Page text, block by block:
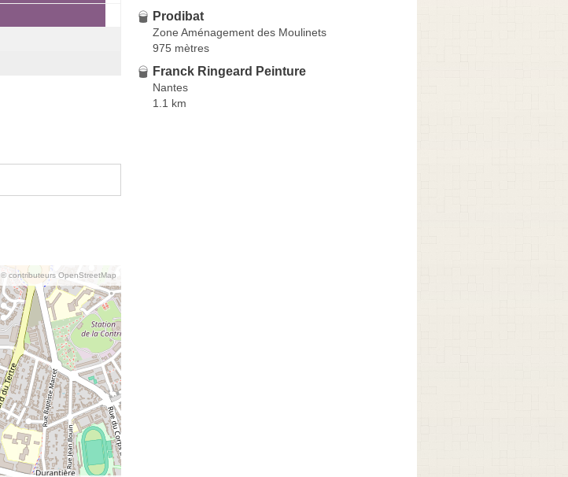
© contributeurs OpenStreetMap
Prodibat
Zone Aménagement des Moulinets
975 mètres
Franck Ringeard Peinture
Nantes
1.1 km